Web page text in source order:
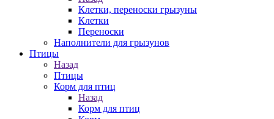
Клетки, переноски грызуны
Клетки
Переноски
Наполнители для грызунов
Птицы
Назад
Птицы
Корм для птиц
Назад
Корм для птиц